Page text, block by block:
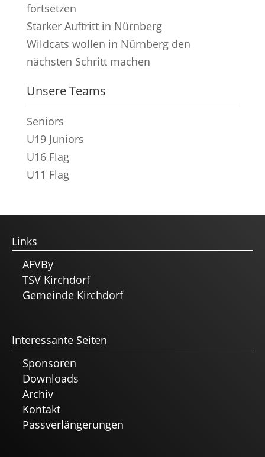
fortsetzen
Starker Auftritt in Nürnberg
Wildcats wollen in Nürnberg den
nächsten Schritt machen
Unsere Teams
Seniors
U19 Juniors
U16 Flag
U11 Flag
Links
AFVBy
TSV Kirchdorf
Gemeinde Kirchdorf
Interessante Seiten
Sponsoren
Downloads
Archiv
Kontakt
Passverlängerungen